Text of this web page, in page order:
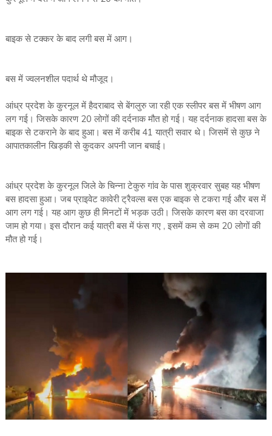
बाइक से टक्कर के बाद लगी बस में आग।
बस में ज्वलनशील पदार्थ थे मौजूद।
आंध्र प्रदेश के कुरनूल में हैदराबाद से बेंगलुरु जा रही एक स्लीपर बस में भीषण आग
लग गई। जिसके कारण 20 लोगों की दर्दनाक मौत हो गई। यह दर्दनाक हादसा बस के
बाइक से टकराने के बाद हुआ। बस में करीब 41 यात्री सवार थे। जिसमें से कुछ ने
आपातकालीन खिड़की से कुदकर अपनी जान बचाई।
आंध्र प्रदेश के कुरनूल जिले के चिन्ना टेकुरु गांव के पास शुक्रवार सुबह यह भीषण
बस हादसा हुआ। जब प्राइवेट कावेरी ट्रैवल्स बस एक बाइक से टकरा गई और बस में
आग लग गई। यह आग कुछ ही मिनटों में भड़क उठी। जिसके कारण बस का दरवाजा
जाम हो गया। इस दौरान कई यात्री बस में फंस गए , इसमें कम से कम 20 लोगों की
मौत हो गई।